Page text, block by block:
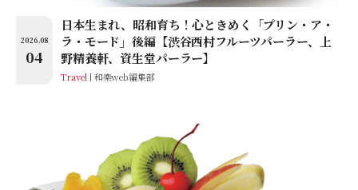
2026.08
04
日本生まれ、昭和育ち！心ときめく「プリン・ア・
ラ・モード」後編【渋谷西村フルーツパーラー、上
野精養軒、資生堂パーラー】
Travel 和樂web編集部